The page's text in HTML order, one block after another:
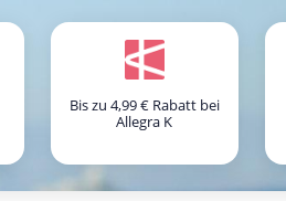
Bis zu 4,99 € Rabatt bei
Allegra K